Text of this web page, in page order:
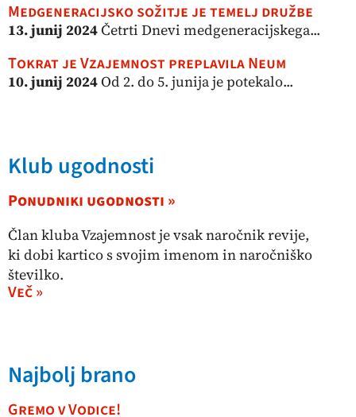
Medgeneracijsko sožitje je temelj družbe
13. junij 2024Četrti Dnevi medgeneracijskega...
Tokrat je Vzajemnost preplavila Neum
10. junij 2024Od 2. do 5. junija je potekalo...
Klub ugodnosti
Ponudniki ugodnosti »
Član kluba Vzajemnost je vsak naročnik revije,
ki dobi kartico s svojim imenom in naročniško
številko.
Več »
Najbolj brano
Gremo v Vodice!